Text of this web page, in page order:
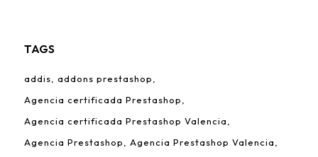
TAGS
addis
addons prestashop
Agencia certificada Prestashop
Agencia certificada Prestashop Valencia
Agencia Prestashop
Agencia Prestashop Valencia